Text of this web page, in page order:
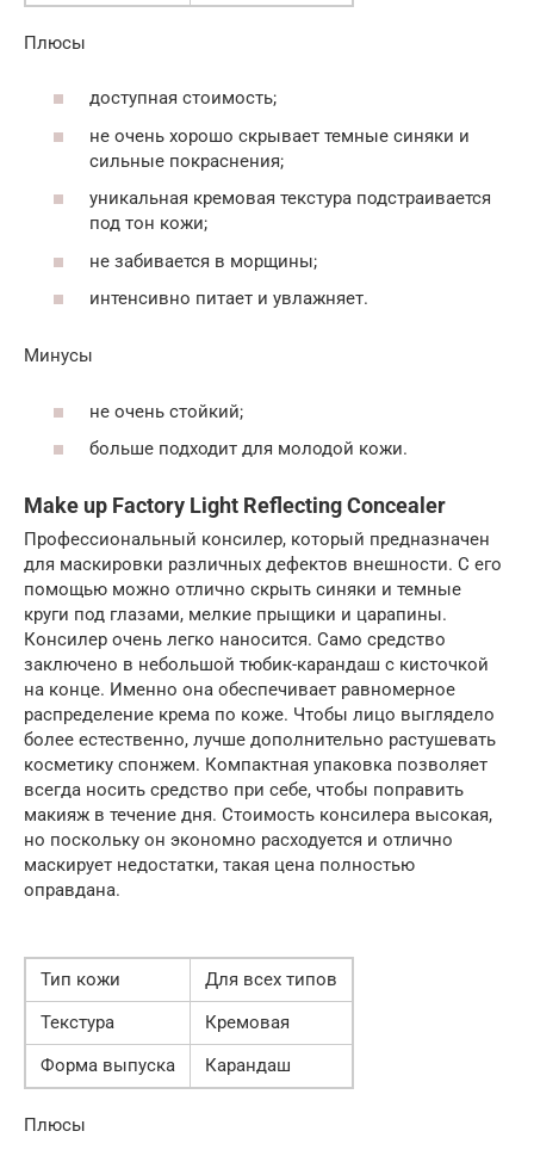
Плюсы
доступная стоимость;
не очень хорошо скрывает темные синяки и
сильные покраснения;
уникальная кремовая текстура подстраивается
под тон кожи;
не забивается в морщины;
интенсивно питает и увлажняет.
Минусы
не очень стойкий;
больше подходит для молодой кожи.
Make up Factory Light Reflecting Concealer
Профессиональный консилер, который предназначен
для маскировки различных дефектов внешности. С его
помощью можно отлично скрыть синяки и темные
круги под глазами, мелкие прыщики и царапины.
Консилер очень легко наносится. Само средство
заключено в небольшой тюбик-карандаш с кисточкой
на конце. Именно она обеспечивает равномерное
распределение крема по коже. Чтобы лицо выглядело
более естественно, лучше дополнительно растушевать
косметику спонжем. Компактная упаковка позволяет
всегда носить средство при себе, чтобы поправить
макияж в течение дня. Стоимость консилера высокая,
но поскольку он экономно расходуется и отлично
маскирует недостатки, такая цена полностью
оправдана.
Тип кожи
Для всех типов
Текстура
Кремовая
Форма выпуска
Карандаш
Плюсы